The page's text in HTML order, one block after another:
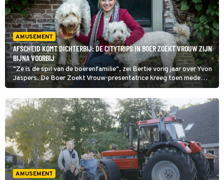
AMUSEMENT
AFSCHEID KOMT DICHTERBIJ: DE CITYTRIPS IN BOER ZOEKT VROUW ZIJN
BIJNA VOORBIJ
"Ze is de spil van de boerenfamilie", zei Bertie vorig jaar over Yvon
Jaspers. De Boer Zoekt Vrouw-presentatrice kreeg toen mede
dankzij de boerin die in 2014 meedeed een lintje. Vanavond vertelt
Yvon hoe de citytrips zijn gegaan.
AMUSEMENT